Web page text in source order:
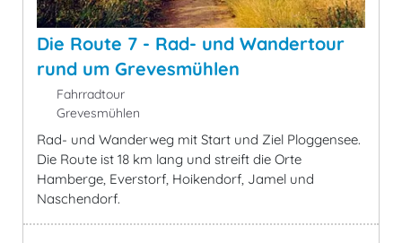
Die Route 7 - Rad- und Wandertour
rund um Grevesmühlen
Fahrradtour
Grevesmühlen
Rad- und Wanderweg mit Start und Ziel Ploggensee.
Die Route ist 18 km lang und streift die Orte
Hamberge, Everstorf, Hoikendorf, Jamel und
Naschendorf.